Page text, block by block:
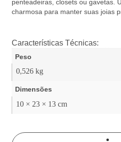
penteadeiras, closets ou gavetas.
charmosa para manter suas joias
Características Técnicas:
Peso
0,526 kg
Dimensões
10 × 23 × 13 cm